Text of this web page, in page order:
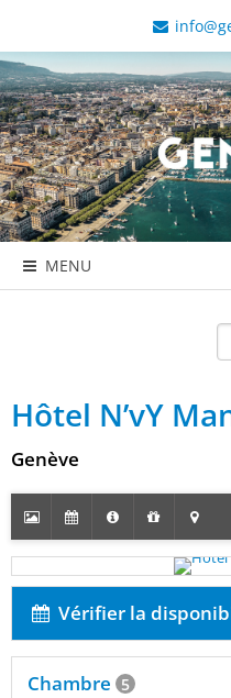
MENU
Hôtel N’vY
Genève
Vérifier la
Chambre 5